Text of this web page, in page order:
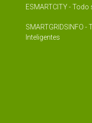
ESMARTCITY -
SMARTGRIDSINFO
Inteligentes